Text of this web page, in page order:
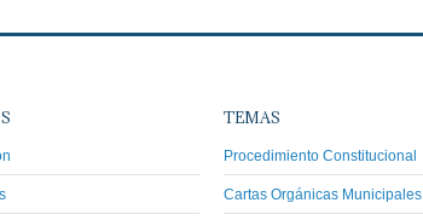
TEMAS
Procedimiento Constitucional
Cartas Orgánicas Municipales